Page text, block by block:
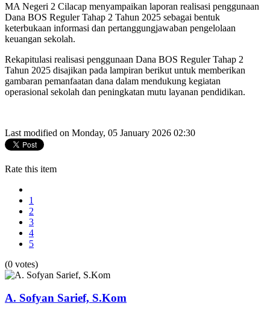
MA Negeri 2 Cilacap menyampaikan laporan realisasi penggunaan
Dana BOS Reguler Tahap 2 Tahun 2025 sebagai bentuk
keterbukaan informasi dan pertanggungjawaban pengelolaan
keuangan sekolah.
Rekapitulasi realisasi penggunaan Dana BOS Reguler Tahap 2
Tahun 2025 disajikan pada lampiran berikut untuk memberikan
gambaran pemanfaatan dana dalam mendukung kegiatan
operasional sekolah dan peningkatan mutu layanan pendidikan.
Last modified on Monday, 05 January 2026 02:30
Rate this item
1
2
3
4
5
(0 votes)
A. Sofyan Sarief, S.Kom